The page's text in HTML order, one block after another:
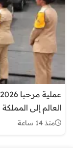
العالم إلى المملكة
منذ 14 ساعة